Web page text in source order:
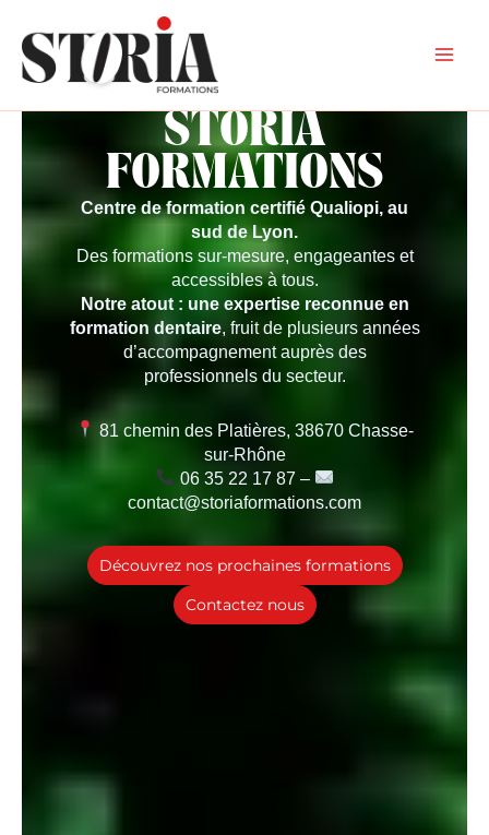
contenu
STORIA
FORMATIONS
Centre de formation certifié Qualiopi, au
sud de Lyon.
Des formations sur-mesure, engageantes et
accessibles à tous.
Notre atout : une expertise reconnue en
formation dentaire, fruit de plusieurs années
d’accompagnement auprès des
professionnels du secteur.
81 chemin des Platières, 38670 Chasse-
sur-Rhône
06 35 22 17 87 –
contact@storiaformations.com
Découvrez nos prochaines formations
Contactez nous